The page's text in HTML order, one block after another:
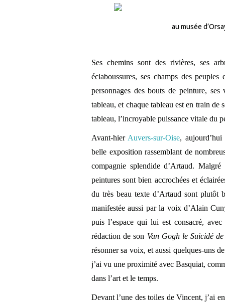
au musée
Ses chemins sont des rivières, ses
éclaboussures, ses champs des
personnages des bouts de peinture,
tableau, et chaque tableau est en train de
tableau, l’incroyable puissance vitale du
Avant-hier Auvers-sur-Oise,
belle exposition rassemblant de
compagnie splendide d’Artaud.
peintures sont bien accrochées et
du très beau texte d’Artaud sont plutôt
manifestée aussi par la voix d’Alain
puis l’espace qui lui est consacré,
rédaction de son Van Gogh le Suicidé
résonner sa voix, et aussi quelques-uns
j’ai vu une proximité avec Basquiat,
dans l’art et le temps.
Devant l’une des toiles de Vincent, j’ai